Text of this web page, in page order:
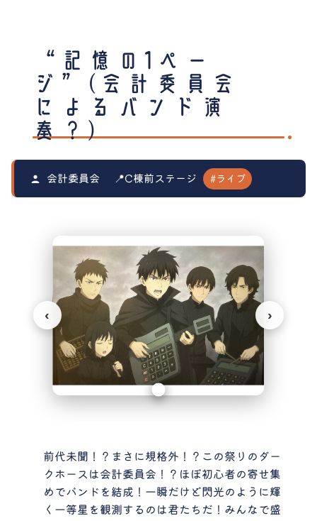
“記憶の1ペー
ジ”(会計委員会
によるバンド演
奏？)
会計委員会 📍C棟前ステージ #ライブ
‹ ›
前代未聞！？まさに規格外！？この祭りのダー
クホースは会計委員会！？ほぼ初心者の寄せ集
めでバンドを結成！一瞬だけど閃光のように輝
く一等星を観測するのは君たちだ！みんなで盛